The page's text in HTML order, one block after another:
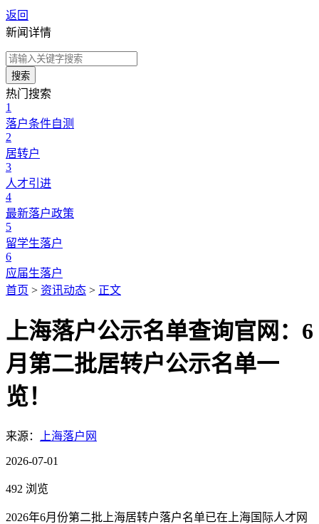
返回
新闻详情
搜索
热门搜索
1
落户条件自测
2
居转户
3
人才引进
4
最新落户政策
5
留学生落户
6
应届生落户
首页 > 资讯动态 > 正文
上海落户公示名单查询官网：6
月第二批居转户公示名单一
览！
来源： 上海落户网
2026-07-01
492 浏览
2026年6月份第二批上海居转户落户名单已在上海国际人才网